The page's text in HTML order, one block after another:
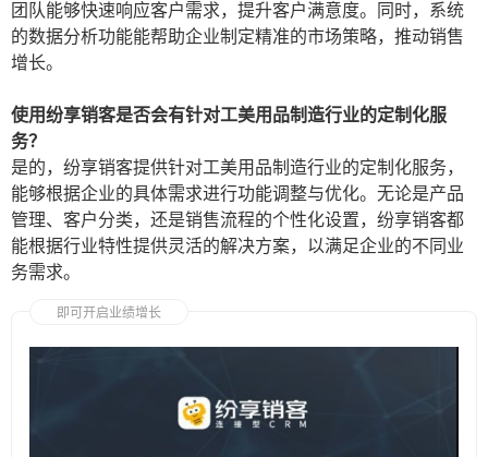
团队能够快速响应客户需求，提升客户满意度。同时，系统
的数据分析功能能帮助企业制定精准的市场策略，推动销售
增长。
使用纷享销客是否会有针对工美用品制造行业的定制化服
务？
是的，纷享销客提供针对工美用品制造行业的定制化服务，
能够根据企业的具体需求进行功能调整与优化。无论是产品
管理、客户分类，还是销售流程的个性化设置，纷享销客都
能根据行业特性提供灵活的解决方案，以满足企业的不同业
务需求。
即可开启业绩增长